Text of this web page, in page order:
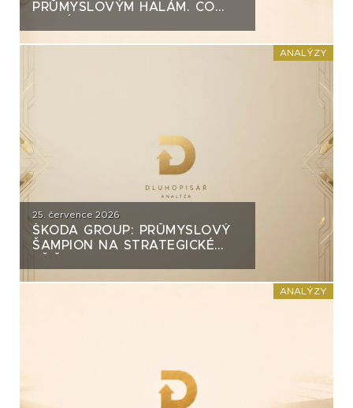
PRŮMYSLOVÝM HALÁM. CO
ANALÝZY
25. července 2026
ŠKODA GROUP: PRŮMYSLOVÝ
ŠAMPION NA STRATEGICKÉ
ANALÝZY